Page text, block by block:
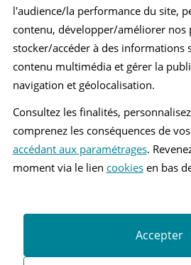
Recherche d'un
Comparer deux
Recherche
Recherche
l'audience/la performance du site,
contenu, développer/améliorer nos
stocker/accéder à des informations
contenu multimédia et gérer la
navigation et géolocalisation.
Consultez les finalités,
comprenez les conséquences de
accédant aux paramétrages.
moment via le lien cookiesen bas
Accepter